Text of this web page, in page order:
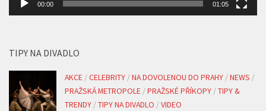
00:00 01:05
TIPY NA DIVADLO
AKCE /CELEBRITY /NA DOVOLENOU DO PRAHY /NEWS /
PRAŽSKÁ METROPOLE /PRAŽSKÉ PŘÍKOPY /TIPY &
TRENDY /TIPY NA DIVADLO /VIDEO